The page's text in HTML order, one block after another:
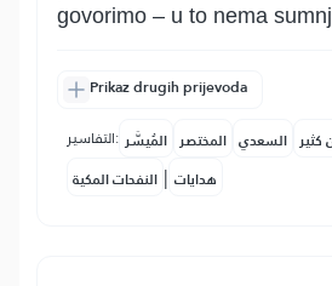
govorimo – u to nema
Prikaz drugih prijevoda
التفاسير: المُيسَّر المختصر السعدي كثير
النفحات المكية | هدايات